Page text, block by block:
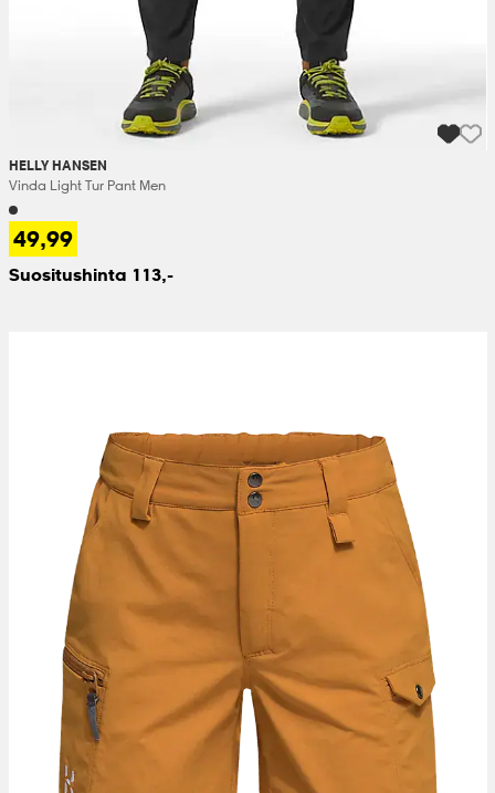
HELLY HANSEN
Vinda Light Tur Pant Men
49,99
Suositushinta 113,-